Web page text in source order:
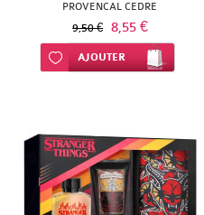
PROVENCAL CEDRE
9,50 € 8,55 €
Ajouter à ma liste d’envie
AJOUTER